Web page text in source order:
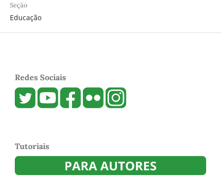
Seção
Educação
Redes Sociais
Tutoriais